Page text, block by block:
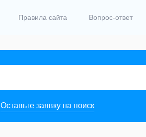
Правила сайта Вопрос-ответ
Оставьте заявку на поиск